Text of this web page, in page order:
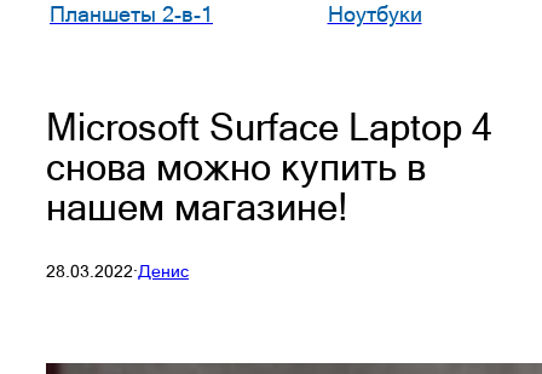
Планшеты 2-в-1 Ноутбуки
Microsoft Surface Laptop 4
снова можно купить в
нашем магазине!
28.03.2022·Денис